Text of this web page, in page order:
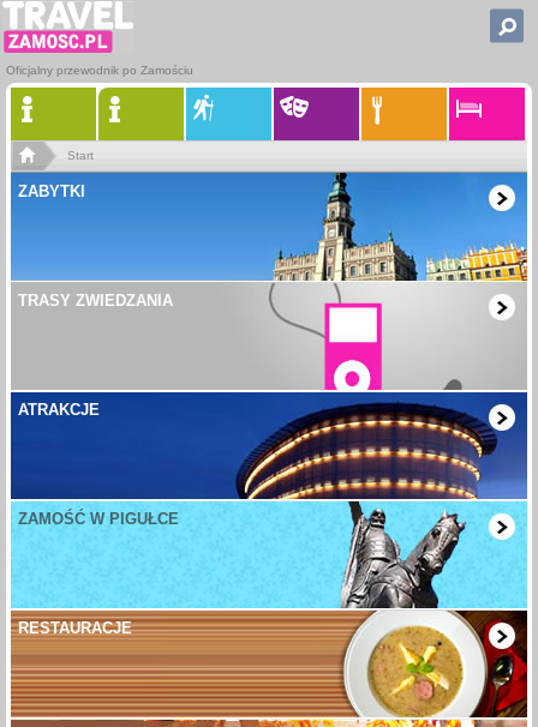
Oficjalny przewodnik po Zamościu
Start
ZABYTKI
TRASY ZWIEDZANIA
ATRAKCJE
ZAMOŚĆ W PIGUŁCE
RESTAURACJE